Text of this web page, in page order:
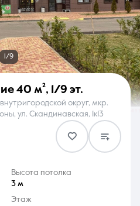
Услуги
Контакты
297-00-00
1/9
40 м², 1/9 эт.
округ, мкр.
ул. Скандинавская, 1к13
Высота потолка
3 м
Этаж